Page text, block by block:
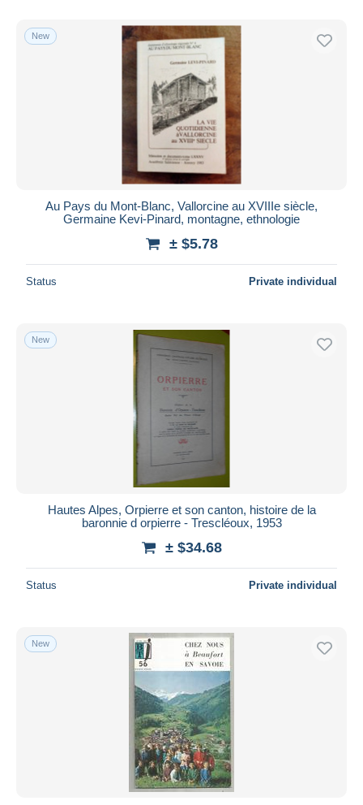
Free shipping
Bank transfer
MasterCard
Bancontact
Maestro
Seller's residence
Submit
New
Au Pays du Mont-Blanc, Vallorcine au XVIIIe siècle,
Germaine Kevi-Pinard, montagne, ethnologie
± $5.78
Status Private individual
New
Hautes Alpes, Orpierre et son canton, histoire de la
baronnie d orpierre - Trescléoux, 1953
± $34.68
Status Private individual
New